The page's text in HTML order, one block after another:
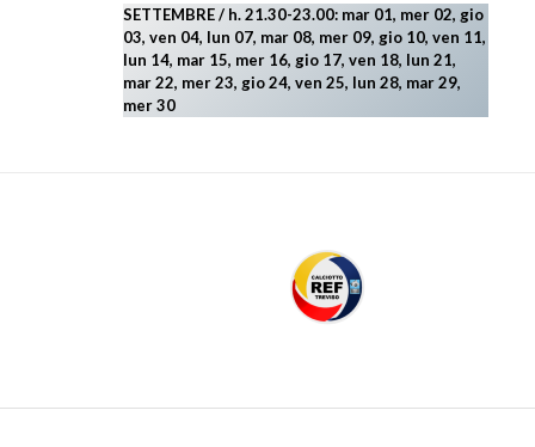
SETTEMBRE / h. 21.30-23.00: mar 01, mer 02, gio
03, ven 04, lun 07, mar 08, mer 09, gio 10, ven 11,
lun 14, mar 15, mer 16, gio 17, ven 18, lun 21,
mar 22, mer 23, gio 24, ven 25, lun 28, mar 29,
mer 30